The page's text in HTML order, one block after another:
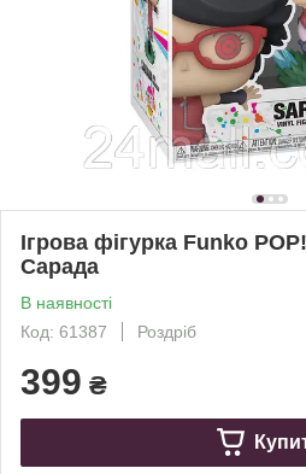
Ігрова фігурка Funko
Сарада
В наявності
Код: 61387
Роздріб
399 ₴